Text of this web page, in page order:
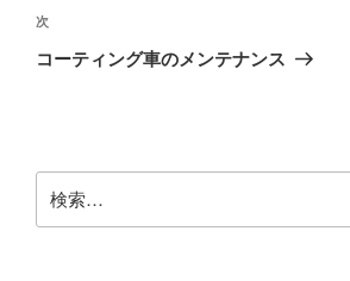
ビ
ゲ
ン
稿
次
の
次
コーティング車のメンテナンス
索: